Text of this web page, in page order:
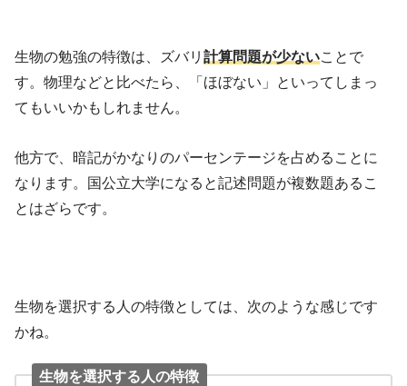
生物の勉強の特徴は、ズバリ計算問題が少ないことで
す。物理などと比べたら、「ほぼない」といってしまっ
てもいいかもしれません。
他方で、暗記がかなりのパーセンテージを占めることに
なります。国公立大学になると記述問題が複数題あるこ
とはざらです。
生物を選択する人の特徴としては、次のような感じです
かね。
生物を選択する人の特徴